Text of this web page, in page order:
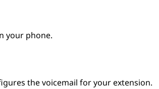
your phone.
the voicemail for your extension.